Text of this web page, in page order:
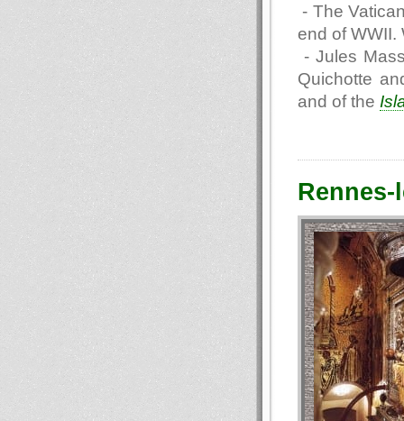
- The
end of WWII.
- Jules
Quichotte
and of the
Rennes-